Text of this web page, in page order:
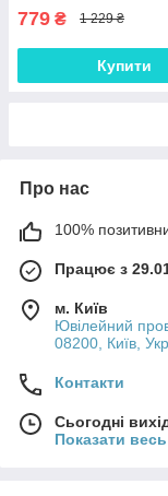
779 ₴ 1 229 ₴
Купити
Про нас
100%
Працює з
м. Київ
Ювілейний
08200, Київ,
Контакти
Сьогодні
Показати